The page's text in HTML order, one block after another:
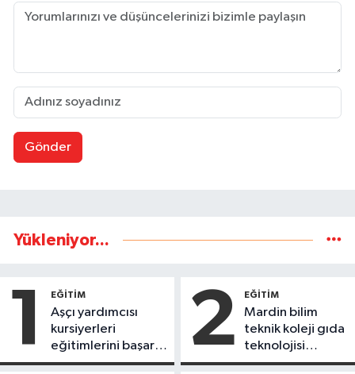
Gönder
Yükleniyor...
1 EĞİTİM
Aşçı yardımcısı
kursiyerleri
eğitimlerini başarı
ile tamamladı
2 EĞİTİM
Mardin bilim
teknik koleji gıda
teknolojisi
öğrencileri